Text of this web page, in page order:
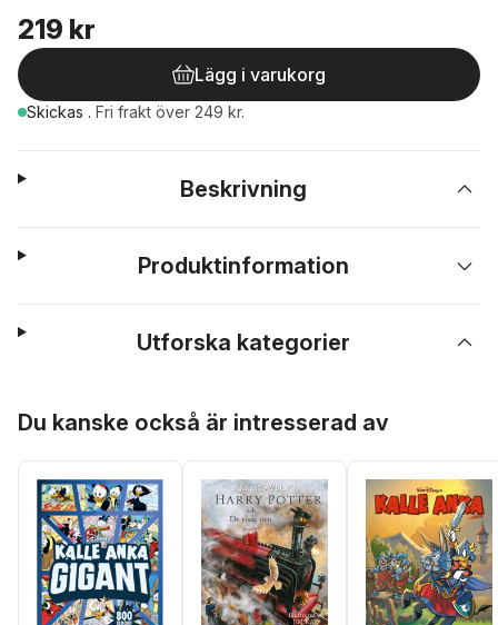
219 kr
Lägg i varukorg
Skickas . Fri frakt över 249 kr.
Beskrivning
Produktinformation
Utforska kategorier
Du kanske också är intresserad av